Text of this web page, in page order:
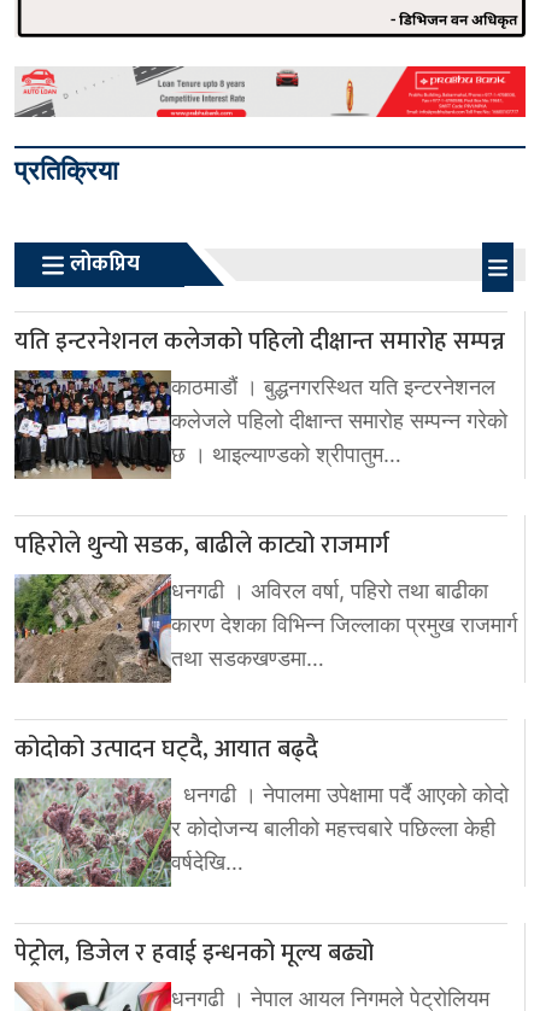
प्रतिक्रिया
लोकप्रिय
यति इन्टरनेशनल कलेजको पहिलो दीक्षान्त समारोह सम्पन्न
काठमाडौं । बुद्धनगरस्थित यति इन्टरनेशनल
कलेजले पहिलो दीक्षान्त समारोह सम्पन्न गरेको
छ । थाइल्याण्डको श्रीपातुम…
पहिरोले थुन्यो सडक, बाढीले काट्यो राजमार्ग
धनगढी । अविरल वर्षा, पहिरो तथा बाढीका
कारण देशका विभिन्न जिल्लाका प्रमुख राजमार्ग
तथा सडकखण्डमा…
कोदोको उत्पादन घट्दै, आयात बढ्दै
धनगढी । नेपालमा उपेक्षामा पर्दै आएको कोदो
र कोदोजन्य बालीको महत्त्वबारे पछिल्ला केही
वर्षदेखि…
पेट्रोल, डिजेल र हवाई इन्धनको मूल्य बढ्यो
धनगढी । नेपाल आयल निगमले पेट्रोलियम